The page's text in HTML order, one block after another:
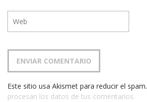
Este sitio usa Akismet para reducir el spam.
procesan los datos de tus comentarios.